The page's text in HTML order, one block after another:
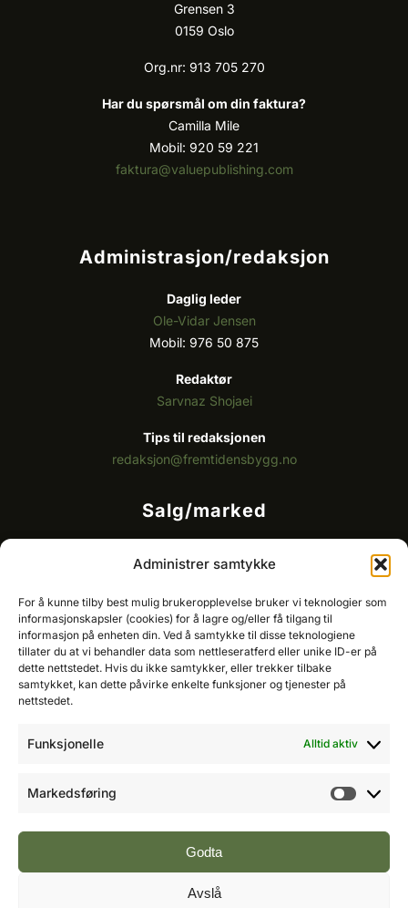
Administrer samtykke
For å kunne tilby best mulig brukeropplevelse bruker vi teknologier som
informasjonskapsler (cookies) for å lagre og/eller få tilgang til
informasjon på enheten din. Ved å samtykke til disse teknologiene
tillater du at vi behandler data som nettleseratferd eller unike ID-er på
dette nettstedet. Hvis du ikke samtykker, eller trekker tilbake
samtykket, kan dette påvirke enkelte funksjoner og tjenester på
nettstedet.
Funksjonelle Alltid aktiv
Markedsføring
Godta
Avslå
Grensen 3
0159 Oslo
Org.nr: 913 705 270
Har du spørsmål om din faktura?
Camilla Mile
Mobil: 920 59 221
faktura@valuepublishing.com
Administrasjon/redaksjon
Daglig leder
Ole-Vidar Jensen
Mobil: 976 50 875
Redaktør
Sarvnaz Shojaei
Tips til redaksjonen
redaksjon@fremtidensbygg.no
Salg/marked
Ole-Vidar Jensen
Mobil: 976 50 875
E-post:ole@fremtidensbygg.no
Key account manager
Cristian Fatah